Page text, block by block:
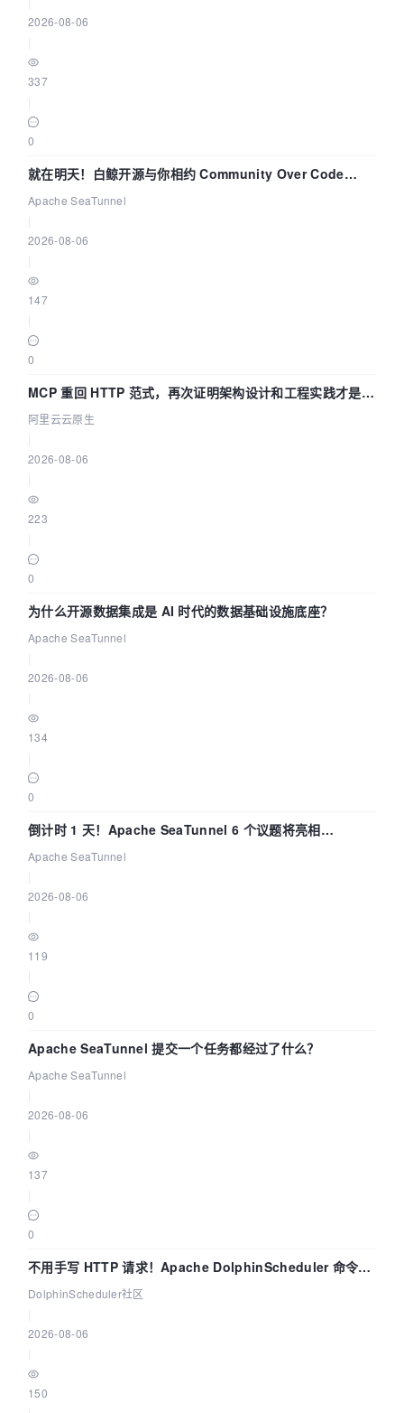
2026-08-06
337
0
就在明天！白鲸开源与你相约 Community Over Code
Asia 2026 主题演讲！
Apache SeaTunnel
2026-08-06
147
0
MCP 重回 HTTP 范式，再次证明架构设计和工程实践才是稀
缺资源
阿里云云原生
2026-08-06
223
0
为什么开源数据集成是 AI 时代的数据基础设施底座？
Apache SeaTunnel
2026-08-06
134
0
倒计时 1 天！Apache SeaTunnel 6 个议题将亮相
Community Over Code Asia 2026
Apache SeaTunnel
2026-08-06
119
0
Apache SeaTunnel 提交一个任务都经过了什么？
Apache SeaTunnel
2026-08-06
137
0
不用手写 HTTP 请求！Apache DolphinScheduler 命令行
dsctl 两分钟上手
DolphinScheduler社区
2026-08-06
150